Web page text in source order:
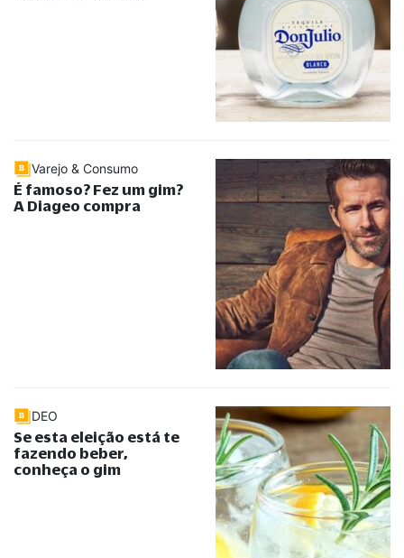
Varejo & Consumo
É famoso? Fez um gim?
A Diageo compra
DEO
Se esta eleição está te
fazendo beber,
conheça o gim